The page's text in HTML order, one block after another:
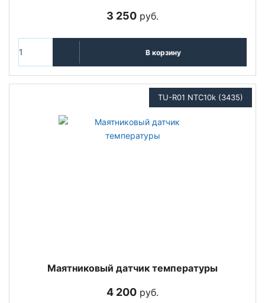
3 250 руб.
В корзину
TU-R01 NTC10k (3435)
Маятниковый датчик температуры
4 200 руб.